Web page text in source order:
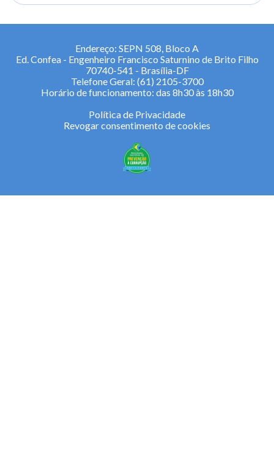
Endereço: SEPN 508, Bloco A
Ed. Confea - Engenheiro Francisco Saturnino de Brito Filho
70740-541 - Brasília-DF
Telefone Geral: (61) 2105-3700
Horário de funcionamento: das 8h30 às 18h30
Política de Privacidade
Revogar consentimento de cookies